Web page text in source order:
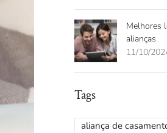
Melhores
alianças
11/10/
Tags
aliança de